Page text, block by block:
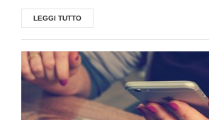
LEGGI TUTTO